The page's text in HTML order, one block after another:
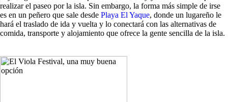
realizar el paseo por la isla. Sin embargo, la forma más simple de irse
es en un peñero que sale desde Playa El Yaque, donde un lugareño le
hará el traslado de ida y vuelta y lo conectará con las alternativas de
comida, transporte y alojamiento que ofrece la gente sencilla de la isla.